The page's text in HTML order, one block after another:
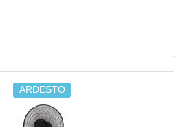
ARDESTO